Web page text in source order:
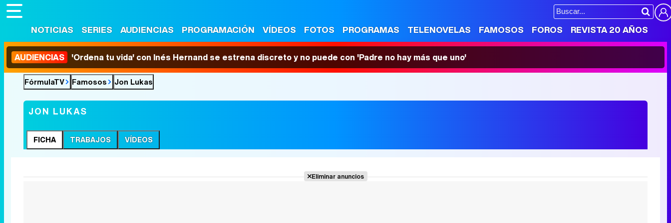
NOTICIAS SERIES AUDIENCIAS PROGRAMACIÓN VÍDEOS FOTOS PROGRAMAS TELENOVELAS FAMOSOS FOROS REVISTA 20 AÑOS
AUDIENCIAS 'Ordena tu vida' con Inés Hernand se estrena discreto y no puede con 'Padre no hay más que uno'
FórmulaTV Famosos Jon Lukas
JON LUKAS
FICHA TRABAJOS VÍDEOS
Eliminar anuncios